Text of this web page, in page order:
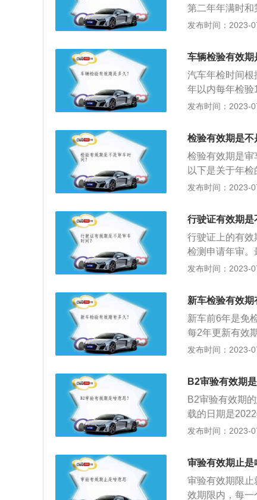
第二年年满时和
检，会被处罚。
检验1次，超过
汽车10年以内
发布时间：2023-
车辆检验有效期
汽车年检时间
年以内每年检
营运载客汽车：
年，每年检验1
发布时间：2023-
检验有效期是不
检验有效期是审
以下是关于年
测、汽车外观、
日起，按照下列
车辆年检，就
相当于每年一次
时消除车辆安全
辆年检在《道路
保证能够正常顺
发布时间：2023-
行驶证有效期是
行驶证上的有
检测申请年审
过期：1.年审过
路上行驶，当然
如同没有行驶
样的处罚。
发布时间：2023-
新车检验有效期
新车前6年是免
每2年更新有效
志。超过6年每
个月检验1次；
次；超过10年
每两年申领检
为每两年检验1
发布时间：2023-
B2审验有效期
B2审验有效期
载的日期是
理驾驶证的审验
机动车驾驶证已
用未审验的驾
知情的情况下
发布时间：2023-
审验有效期止是
审验有效期限
效期限内，每一